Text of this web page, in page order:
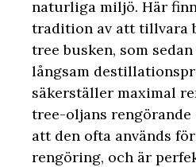
naturliga miljö. Här
tradition av att tillvara
tree busken, som
långsam
säkerställer maximal
tree-oljans rengörande
att den ofta används
rengöring, och är